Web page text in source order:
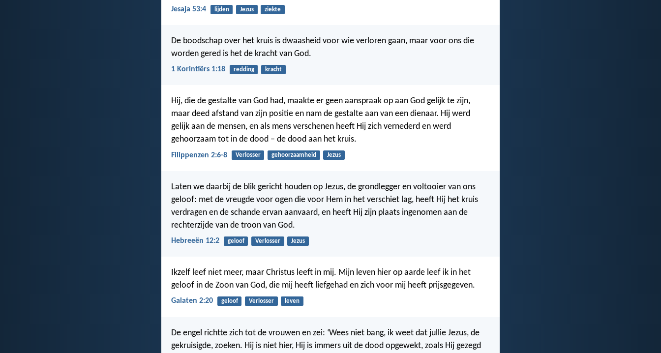
Jesaja 53:4 lijden Jezus ziekte
De boodschap over het kruis is dwaasheid voor wie verloren gaan, maar voor ons die
worden gered is het de kracht van God.
1 Korintiërs 1:18 redding kracht
Hij, die de gestalte van God had, maakte er geen aanspraak op aan God gelijk te zijn,
maar deed afstand van zijn positie en nam de gestalte aan van een dienaar. Hij werd
gelijk aan de mensen, en als mens verschenen heeft Hij zich vernederd en werd
gehoorzaam tot in de dood – de dood aan het kruis.
Filippenzen 2:6-8 Verlosser gehoorzaamheid Jezus
Laten we daarbij de blik gericht houden op Jezus, de grondlegger en voltooier van ons
geloof: met de vreugde voor ogen die voor Hem in het verschiet lag, heeft Hij het kruis
verdragen en de schande ervan aanvaard, en heeft Hij zijn plaats ingenomen aan de
rechterzijde van de troon van God.
Hebreeën 12:2 geloof Verlosser Jezus
Ikzelf leef niet meer, maar Christus leeft in mij. Mijn leven hier op aarde leef ik in het
geloof in de Zoon van God, die mij heeft liefgehad en zich voor mij heeft prijsgegeven.
Galaten 2:20 geloof Verlosser leven
De engel richtte zich tot de vrouwen en zei: ‘Wees niet bang, ik weet dat jullie Jezus, de
gekruisigde, zoeken. Hij is niet hier, Hij is immers uit de dood opgewekt, zoals Hij gezegd